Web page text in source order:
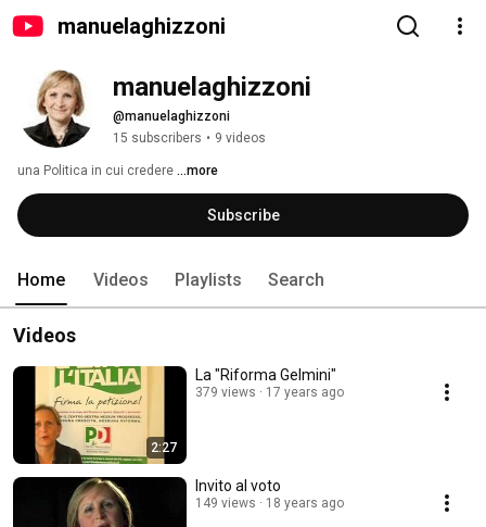
manuelaghizzoni
manuelaghizzoni
@manuelaghizzoni
15 subscribers • 9 videos
una Politica in cui credere ...more
Subscribe
Home Videos Playlists Search
Videos
2:27
La "Riforma Gelmini"
379 views 17 years ago
Invito al voto
149 views 18 years ago